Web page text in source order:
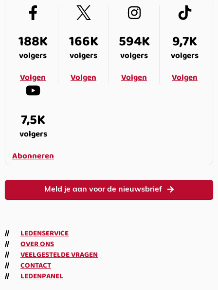
188K
volgers
Volgen
166K
volgers
Volgen
594K
volgers
Volgen
9,7K
volgers
Volgen
7,5K
volgers
Abonneren
Meld je aan voor de nieuwsbrief
LEDENSERVICE
OVER ONS
VEELGESTELDE VRAGEN
CONTACT
LEDENPANEL